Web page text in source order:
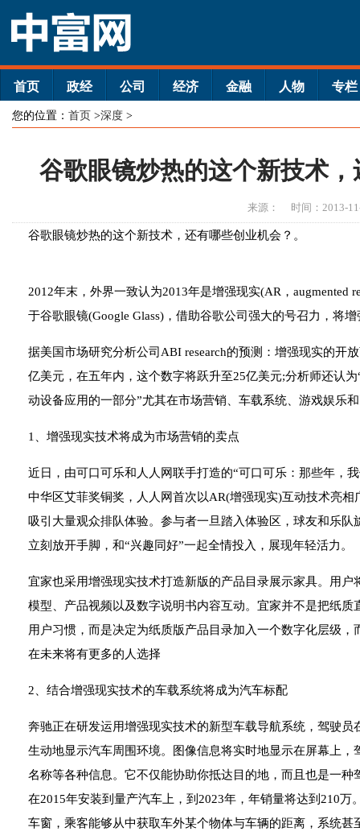
首页 政经 公司 经济 金融 人物 专栏
您的位置： 首页 >深度 >
谷歌眼镜炒热的这个新技术
来源： 时间：2013-
谷歌眼镜炒热的这个新技术，还有哪些创业机会？。
2012年末，外界一致认为2013年是增强现实(AR，augmented
于谷歌眼镜(Google Glass)，借助谷歌公司强大的号召力，将
据美国市场研究分析公司ABI research的预测：增强现实的开
亿美元，在五年内，这个数字将跃升至25亿美元;分析师还认
动设备应用的一部分”尤其在市场营销、车载系统、游戏娱乐
1、增强现实技术将成为市场营销的卖点
近日，由可口可乐和人人网联手打造的“可口可乐：那些年，
中华区艾菲奖铜奖，人人网首次以AR(增强现实)互动技术亮
吸引大量观众排队体验。参与者一旦踏入体验区，球友和乐
立刻放开手脚，和“兴趣同好”一起全情投入，展现年轻活力。
宜家也采用增强现实技术打造新版的产品目录展示家具。用
模型、产品视频以及数字说明书内容互动。宜家并不是把纸
用户习惯，而是决定为纸质版产品目录加入一个数字化层级
在未来将有更多的人选择
2、结合增强现实技术的车载系统将成为汽车标配
奔驰正在研发运用增强现实技术的新型车载导航系统，驾驶
生动地显示汽车周围环境。图像信息将实时地显示在屏幕上
名称等各种信息。它不仅能协助你抵达目的地，而且也是一
在2015年安装到量产汽车上，到2023年，年销量将达到210
车窗，乘客能够从中获取车外某个物体与车辆的距离，系统